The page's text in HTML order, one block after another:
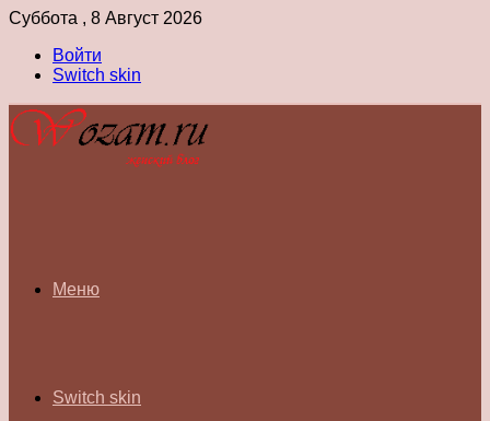
Суббота , 8 Август 2026
Войти
Switch skin
Меню
Switch skin